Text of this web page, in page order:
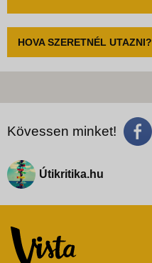
HOVA SZERETNÉL UTAZNI?
Kövessen minket!
Útikritika.hu